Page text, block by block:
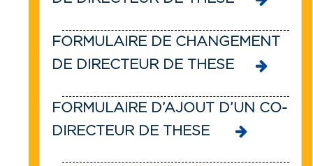
FORMULAIRE DE CHANGEMENT
DE DIRECTEUR DE THESE
FORMULAIRE D’AJOUT D’UN CO-
DIRECTEUR DE THESE